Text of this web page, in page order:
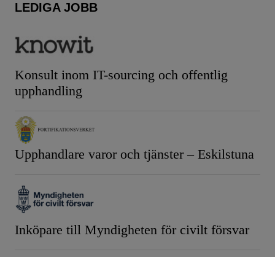
LEDIGA JOBB
Konsult inom IT-sourcing och offentlig
upphandling
Upphandlare varor och tjänster – Eskilstuna
Inköpare till Myndigheten för civilt försvar